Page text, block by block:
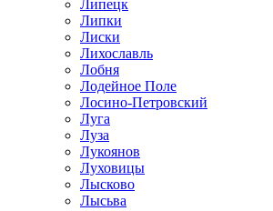
Липецк
Липки
Лиски
Лихославль
Лобня
Лодейное Поле
Лосино-Петровский
Луга
Луза
Лукоянов
Луховицы
Лысково
Лысьва